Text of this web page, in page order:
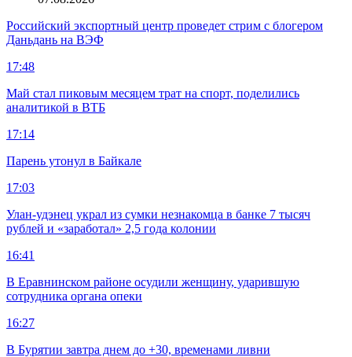
Российский экспортный центр проведет стрим с блогером
Даньдань на ВЭФ
17:48
Май стал пиковым месяцем трат на спорт, поделились
аналитикой в ВТБ
17:14
Парень утонул в Байкале
17:03
Улан-удэнец украл из сумки незнакомца в банке 7 тысяч
рублей и «заработал» 2,5 года колонии
16:41
В Еравнинском районе осудили женщину, ударившую
сотрудника органа опеки
16:27
В Бурятии завтра днем до +30, временами ливни